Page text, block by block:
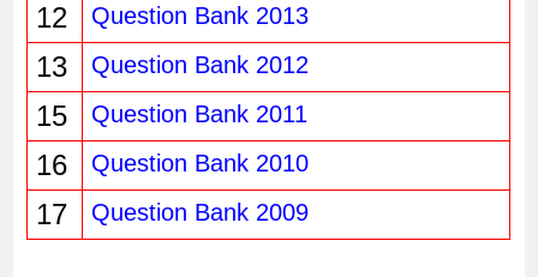
12 Question Bank 2013
13 Question Bank 2012
15 Question Bank 2011
16 Question Bank 2010
17 Question Bank 2009